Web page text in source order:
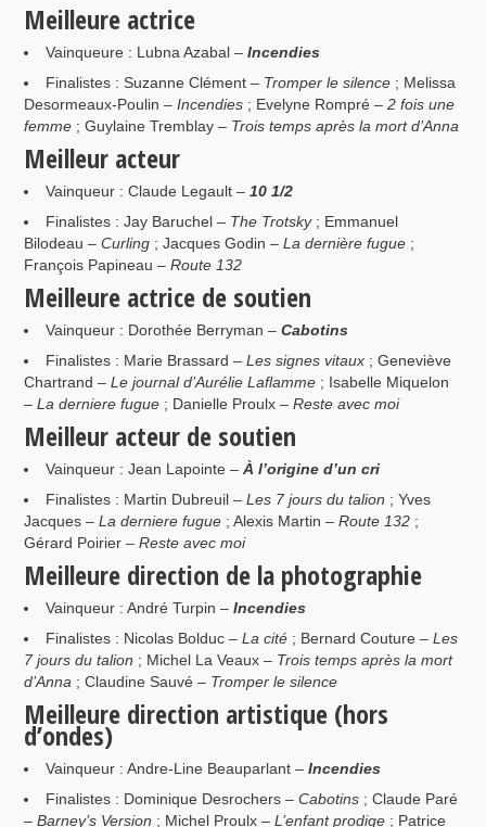
Meilleure actrice
Vainqueure : Lubna Azabal – Incendies
Finalistes : Suzanne Clément – Tromper le silence; Melissa
Desormeaux-Poulin –Incendies ; Evelyne Rompré –2 fois une
femme ; Guylaine Tremblay – Trois temps après la mort d’Anna
Meilleur acteur
Vainqueur : Claude Legault – 10 1/2
Finalistes : Jay Baruchel – The Trotsky; Emmanuel
Bilodeau –Curling ; Jacques Godin –La dernière fugue ;
François Papineau –Route 132
Meilleure actrice de soutien
Vainqueur : Dorothée Berryman – Cabotins
Finalistes : Marie Brassard – Les signes vitaux; Geneviève
Chartrand –Le journal d’Aurélie Laflamme ; Isabelle Miquelon
–La derniere fugue ; Danielle Proulx –Reste avec moi
Meilleur acteur de soutien
Vainqueur : Jean Lapointe – À l’origine d’un cri
Finalistes : Martin Dubreuil – Les 7 jours du talion ; Yves
Jacques –La derniere fugue ; Alexis Martin –Route 132 ;
Gérard Poirier –Reste avec moi
Meilleure direction de la photographie
Vainqueur : André Turpin – Incendies
Finalistes : Nicolas Bolduc – La cité; Bernard Couture – Les
7 jours du talion ; Michel La Veaux – Trois temps après la mort
d’Anna ; Claudine Sauvé – Tromper le silence
Meilleure direction artistique (hors
d’ondes)
Vainqueur : Andre-Line Beauparlant – Incendies
Finalistes : Dominique Desrochers – Cabotins; Claude Paré
–Barney’s Version ; Michel Proulx –L’enfant prodige ; Patrice